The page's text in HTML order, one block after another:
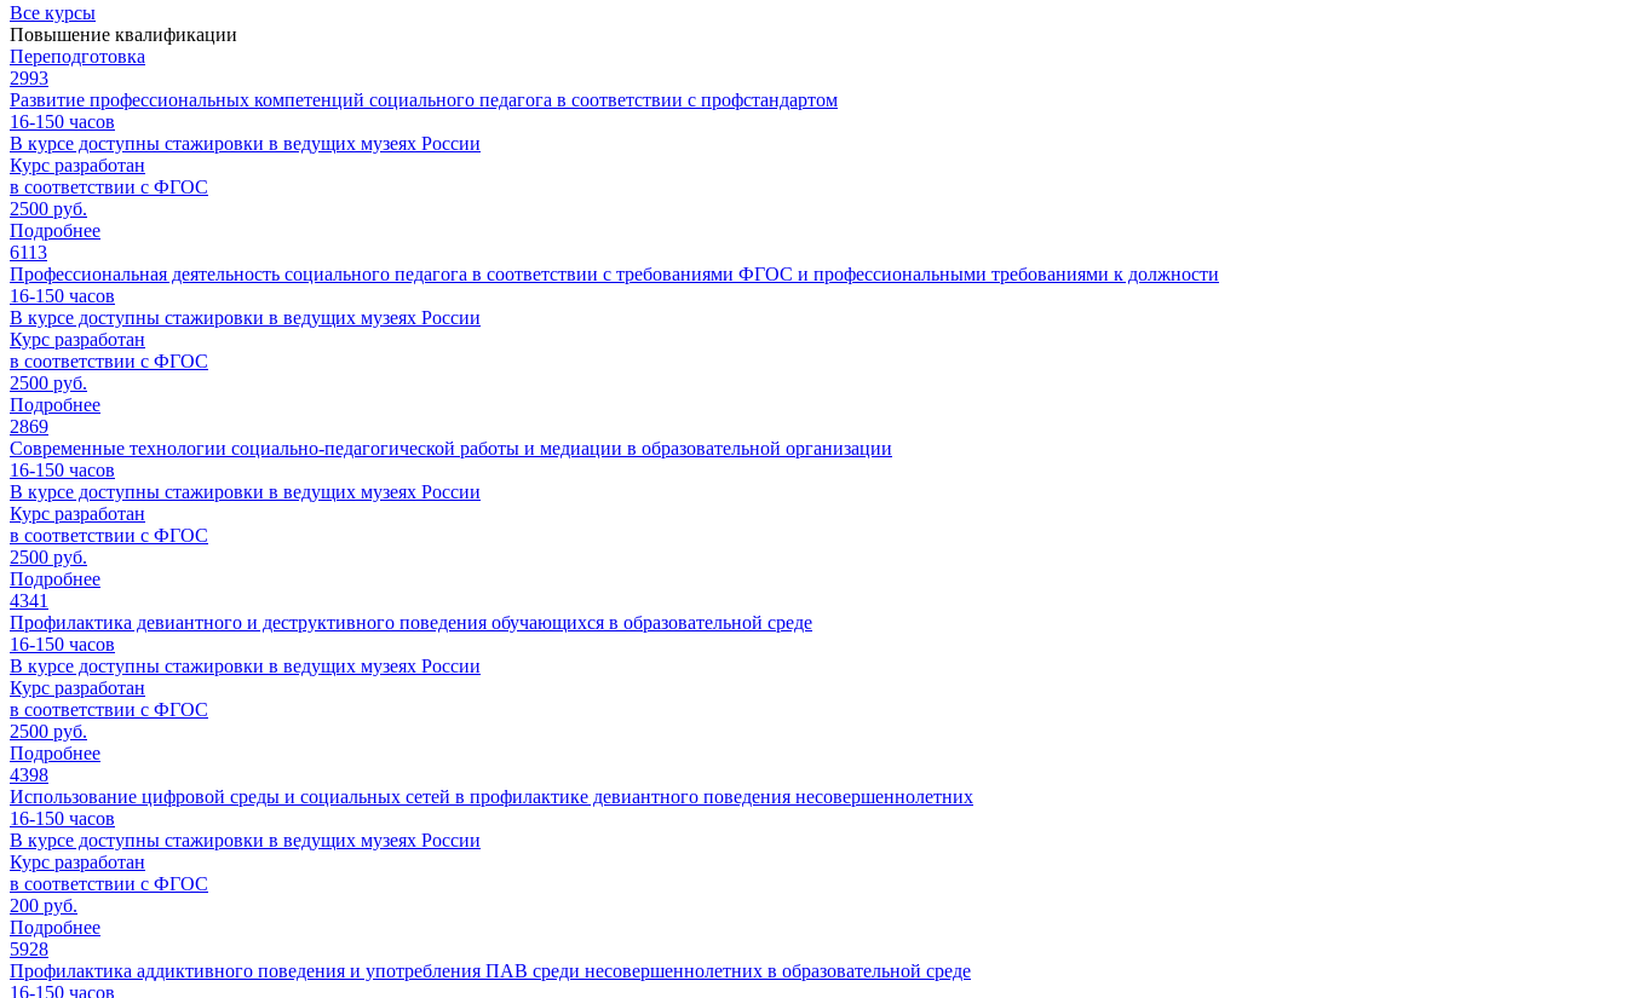
Все курсы
Повышение квалификации
Переподготовка
2993
Развитие профессиональных компетенций социального педагога в соответствии с профстандартом
16-150 часов
В курсе доступны стажировки в ведущих музеях России
Курс разработан
в соответствии с ФГОС
2500 руб.
Подробнее
6113
Профессиональная деятельность социального педагога в соответствии с требованиями ФГОС и профессиональными требованиями к должности
16-150 часов
В курсе доступны стажировки в ведущих музеях России
Курс разработан
в соответствии с ФГОС
2500 руб.
Подробнее
2869
Современные технологии социально-педагогической работы и медиации в образовательной организации
16-150 часов
В курсе доступны стажировки в ведущих музеях России
Курс разработан
в соответствии с ФГОС
2500 руб.
Подробнее
4341
Профилактика девиантного и деструктивного поведения обучающихся в образовательной среде
16-150 часов
В курсе доступны стажировки в ведущих музеях России
Курс разработан
в соответствии с ФГОС
2500 руб.
Подробнее
4398
Использование цифровой среды и социальных сетей в профилактике девиантного поведения несовершеннолетних
16-150 часов
В курсе доступны стажировки в ведущих музеях России
Курс разработан
в соответствии с ФГОС
200 руб.
Подробнее
5928
Профилактика аддиктивного поведения и употребления ПАВ среди несовершеннолетних в образовательной среде
16-150 часов